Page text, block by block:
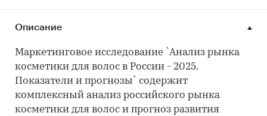
Описание
Маркетинговое исследование `Анализ рынка
косметики для волос в России - 2025.
Показатели и прогнозы` содержит
комплексный анализ российского рынка
косметики для волос и прогноз развития